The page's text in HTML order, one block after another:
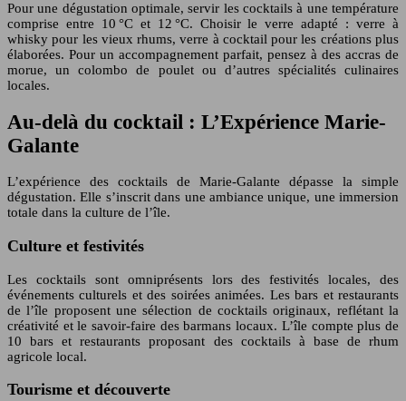
Pour une dégustation optimale, servir les cocktails à une température
comprise entre 10 °C et 12 °C. Choisir le verre adapté : verre à
whisky pour les vieux rhums, verre à cocktail pour les créations plus
élaborées. Pour un accompagnement parfait, pensez à des accras de
morue, un colombo de poulet ou d’autres spécialités culinaires
locales.
Au-delà du cocktail : L’Expérience Marie-
Galante
L’expérience des cocktails de Marie-Galante dépasse la simple
dégustation. Elle s’inscrit dans une ambiance unique, une immersion
totale dans la culture de l’île.
Culture et festivités
Les cocktails sont omniprésents lors des festivités locales, des
événements culturels et des soirées animées. Les bars et restaurants
de l’île proposent une sélection de cocktails originaux, reflétant la
créativité et le savoir-faire des barmans locaux. L’île compte plus de
10 bars et restaurants proposant des cocktails à base de rhum
agricole local.
Tourisme et découverte